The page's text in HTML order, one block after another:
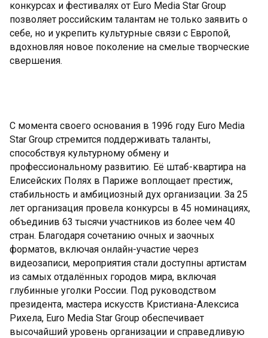
конкурсах и фестивалях от Euro Media Star Group
позволяет российским талантам не только заявить о
себе, но и укрепить культурные связи с Европой,
вдохновляя новое поколение на смелые творческие
свершения.
С момента своего основания в 1996 году Euro Media
Star Group стремится поддерживать таланты,
способствуя культурному обмену и
профессиональному развитию. Её штаб-квартира на
Елисейских Полях в Париже воплощает престиж,
стабильность и амбициозный дух организации. За 25
лет организация провела конкурсы в 45 номинациях,
объединив 63 тысячи участников из более чем 40
стран. Благодаря сочетанию очных и заочных
форматов, включая онлайн-участие через
видеозаписи, мероприятия стали доступны артистам
из самых отдалённых городов мира, включая
глубинные уголки России. Под руководством
президента, мастера искусств Кристиана-Алексиса
Рихела, Euro Media Star Group обеспечивает
высочайший уровень организации и справедливую